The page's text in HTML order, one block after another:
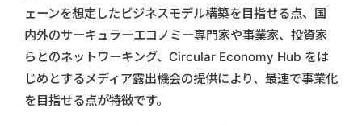
ェーンを想定したビジネスモデル構築を目指せる点、国
内外のサーキュラーエコノミー専門家や事業家、投資家
らとのネットワーキング、Circular Economy Hub をは
じめとするメディア露出機会の提供により、最速で事業化
を目指せる点が特徴です。